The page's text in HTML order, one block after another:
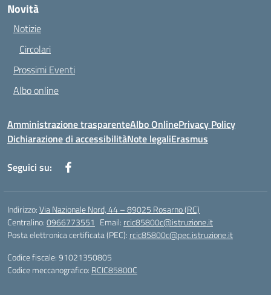
Novità
Notizie
Circolari
Prossimi Eventi
Albo online
Amministrazione trasparenteAlbo OnlinePrivacy Policy
Dichiarazione di accessibilitàNote legaliErasmus
Seguici su:
Indirizzo:Via Nazionale Nord, 44 – 89025 Rosarno (RC)
Centralino:0966773551 Email: rcic85800c@istruzione.it
Posta elettronica certificata (PEC): rcic85800c@pec.istruzione.it
Codice fiscale: 91021350805
Codice meccanografico: RCIC85800C